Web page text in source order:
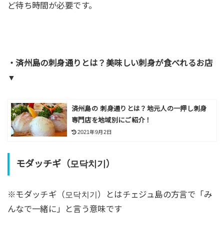
ど待ち時間が必要です。
・済州島の刺身通りとは？美味しい刺身が食べれるお店
▼
済州島の 刺身通りとは？地元人の一押し刺身
専門店を地域別にご紹介！
2021年9月2日
モダッチギ（모닥치기）
※モダッチギ（모닥치기）とはチェジュ島の方言で「み
んなで一緒に」と言う意味です